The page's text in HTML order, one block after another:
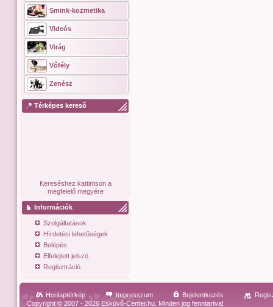
Smink-kozmetika
Videós
Virág
Vőfély
Zenész
Térképes kereső
Kereséshez kattintson a
megfelelő megyére
Információk
Szolgáltatások
Hírdetési lehetőségek
Belépés
Elfelejtett jelszó
Regisztráció
Honlaptérkép Impresszum Bejelentkezés
Copyright © 2007 - 2026 Esküvő-Center.hu. Minden jog fenntartva!